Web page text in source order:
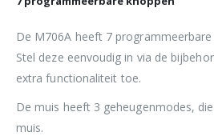
De M706A heeft 7 programmeerbare
Stel deze eenvoudig in via de
extra functionaliteit toe.
De muis heeft 3 geheugenmodes,
muis.